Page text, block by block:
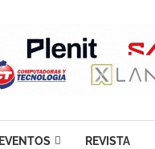
EVENTOS REVISTA